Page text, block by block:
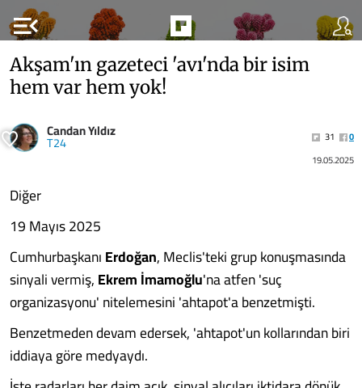
menu_open
Akşam'ın gazeteci 'avı'nda bir isim
hem var hem yok!
Candan Yıldız
T24 31
0
19.05.2025
Diğer
19 Mayıs 2025
CumhurbaşkanıErdoğan, Meclis'teki grup konuşmasında
sinyali vermiş,Ekrem İmamoğlu'na atfen 'suç
organizasyonu' nitelemesini 'ahtapot'a benzetmişti.
Benzetmeden devam edersek, 'ahtapot'un kollarından biri
iddiaya göre medyaydı.